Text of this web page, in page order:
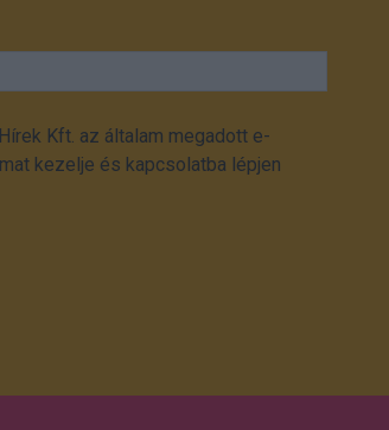
Kft. az általam megadott e-
kezelje és kapcsolatba lépjen